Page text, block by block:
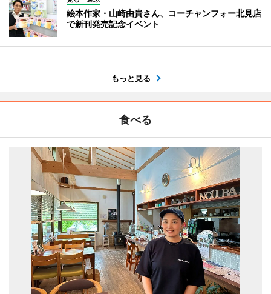
絵本作家・山崎由貴さん、コーチャンフォー北見店
で新刊発売記念イベント
もっと見る
食べる